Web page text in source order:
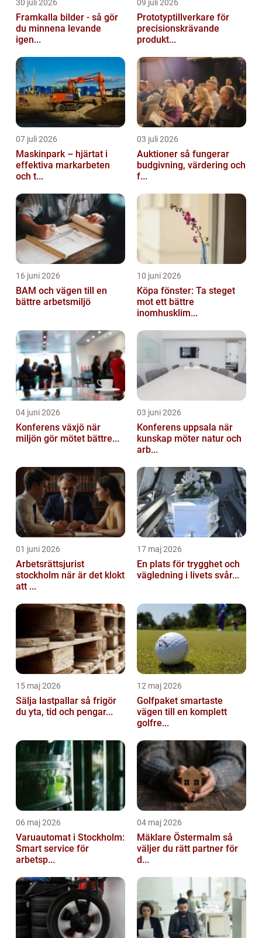
30 juli 2026
Framkalla bilder - så gör
du minnena levande
igen...
09 juli 2026
Prototyptillverkare för
precisionskrävande
produkt...
07 juli 2026
Maskinpark – hjärtat i
effektiva markarbeten
och t...
03 juli 2026
Auktioner så fungerar
budgivning, värdering och
f...
16 juni 2026
BAM och vägen till en
bättre arbetsmiljö
10 juni 2026
Köpa fönster: Ta steget
mot ett bättre
inomhusklim...
04 juni 2026
Konferens växjö när
miljön gör mötet bättre...
03 juni 2026
Konferens uppsala när
kunskap möter natur och
arb...
01 juni 2026
Arbetsrättsjurist
stockholm när är det klokt
att ...
17 maj 2026
En plats för trygghet och
vägledning i livets svår...
15 maj 2026
Sälja lastpallar så frigör
du yta, tid och pengar...
12 maj 2026
Golfpaket smartaste
vägen till en komplett
golfre...
06 maj 2026
Varuautomat i Stockholm:
Smart service för
arbetsp...
04 maj 2026
Mäklare Östermalm så
väljer du rätt partner för
d...